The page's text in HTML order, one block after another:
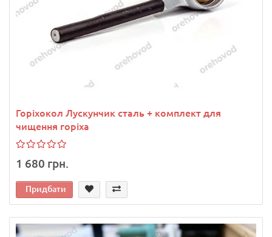
Горіхокол Лускунчик сталь + комплект для
чищення горіха
1 680 грн.
Придбати